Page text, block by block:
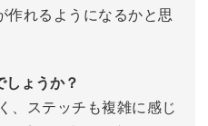
作れるようになるかと思
ょうか？
、ステッチも複雑に感じ